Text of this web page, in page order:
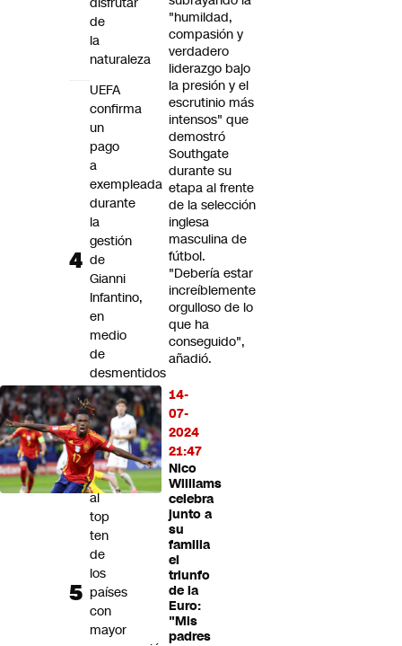
"humildad,
compasión y
verdadero
liderazgo bajo
la presión y el
escrutinio más
intensos" que
demostró
Southgate
durante su
etapa al frente
de la selección
inglesa
masculina de
fútbol.
"Debería estar
increíblemente
orgulloso de lo
que ha
conseguido",
añadió.
14-
07-
2024
21:47
Nico
Williams
celebra
junto a
su
familia
el
triunfo
de la
Euro:
"Mis
padres
de
la
naturaleza
UEFA
confirma
un
pago
a
exempleada
durante
la
gestión
de
Gianni
Infantino,
en
medio
de
desmentidos
sobre
relación
sentimental
Chile
llega
al
top
ten
de
los
países
con
mayor